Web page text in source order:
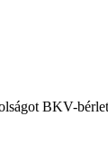
BKV-